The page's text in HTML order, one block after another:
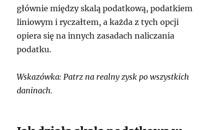
głównie między skalą podatkową, podatkiem
liniowym i ryczałtem, a każda z tych opcji
opiera się na innych zasadach naliczania
podatku.
Wskazówka: Patrz na realny zysk po wszystkich
daninach.